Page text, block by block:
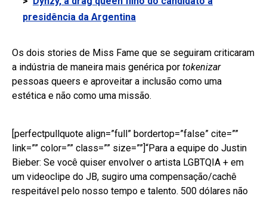
presidência da Argentina
Os dois stories de Miss Fame que se seguiram criticaram
a indústria de maneira mais genérica por tokenizar
pessoas queers e aproveitar a inclusão como uma
estética e não como uma missão.
[perfectpullquote align=”full” bordertop=”false” cite=””
link=”” color=”” class=”” size=””]“Para a equipe do Justin
Bieber: Se você quiser envolver o artista LGBTQIA + em
um videoclipe do JB, sugiro uma compensação/cachê
respeitável pelo nosso tempo e talento. 500 dólares não